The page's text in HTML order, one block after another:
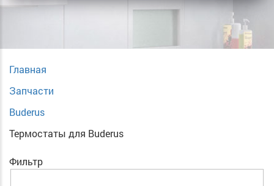
Главная
Запчасти
Buderus
Термостаты для Buderus
Фильтр